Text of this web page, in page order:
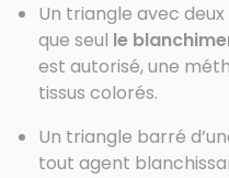
Un triangle avec
que seul le
est autorisé, une
tissus colorés.
Un triangle barré
tout agent